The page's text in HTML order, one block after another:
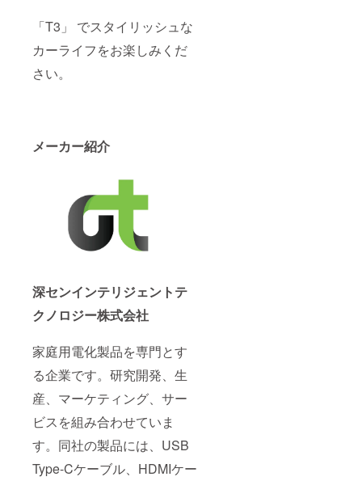
「T3」 でスタイリッシュな
カーライフをお楽しみくだ
さい。
メーカー紹介
深センインテリジェントテ
クノロジー株式会社
家庭用電化製品を専門とす
る企業です。研究開発、生
産、マーケティング、サー
ビスを組み合わせていま
す。同社の製品には、USB
Type-Cケーブル、HDMIケー